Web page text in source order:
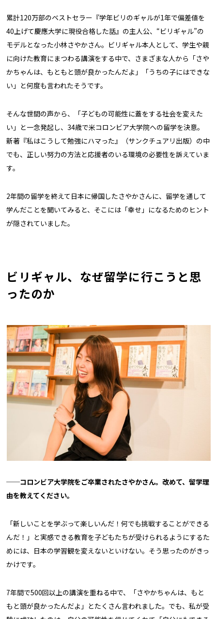
累計120万部のベストセラー『学年ビリのギャルが1年で偏差値を
40上げて慶應大学に現役合格した話』の主人公、“ビリギャル”の
モデルとなった小林さやかさん。ビリギャル本人として、学生や親
に向けた教育にまつわる講演をする中で、さまざまな人から「さや
かちゃんは、もともと頭が良かったんだよ」「うちの子にはできな
い」と何度も言われたそうです。
そんな世間の声から、「子どもの可能性に蓋をする社会を変えた
い」と一念発起し、34歳で米コロンビア大学院への留学を決意。
新著『私はこうして勉強にハマった』（サンクチュアリ出版）の中
でも、正しい努力の方法と応援者のいる環境の必要性を訴えていま
す。
2年間の留学を終えて日本に帰国したさやかさんに、留学を通して
学んだことを聞いてみると、そこには「幸せ」になるためのヒント
が隠されていました。
ビリギャル、なぜ留学に行こうと思
ったのか
──コロンビア大学院をご卒業されたさやかさん。改めて、留学理
由を教えてください。
「新しいことを学ぶって楽しいんだ！何でも挑戦することができる
んだ！」と実感できる教育を子どもたちが受けられるようにするた
めには、日本の学習観を変えないといけない。そう思ったのがきっ
かけです。
7年間で500回以上の講演を重ねる中で、「さやかちゃんは、もと
もと頭が良かったんだよ」とたくさん言われました。でも、私が受